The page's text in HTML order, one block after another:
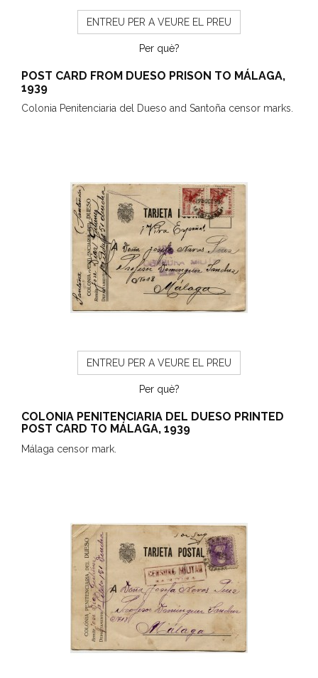
ENTREU PER A VEURE EL PREU
Per què?
POST CARD FROM DUESO PRISON TO MÁLAGA,
1939
Colonia Penitenciaria del Dueso and Santoña censor marks.
ENTREU PER A VEURE EL PREU
Per què?
COLONIA PENITENCIARIA DEL DUESO PRINTED
POST CARD TO MÁLAGA, 1939
Málaga censor mark.